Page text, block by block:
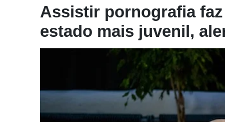
Assistir pornografia
estado mais juvenil,